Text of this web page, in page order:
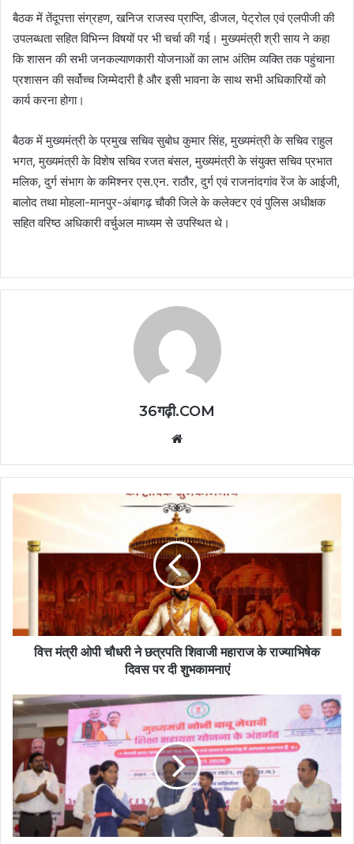
बैठक में तेंदूपत्ता संग्रहण, खनिज राजस्व प्राप्ति, डीजल, पेट्रोल एवं एलपीजी की
उपलब्धता सहित विभिन्न विषयों पर भी चर्चा की गई। मुख्यमंत्री श्री साय ने कहा
कि शासन की सभी जनकल्याणकारी योजनाओं का लाभ अंतिम व्यक्ति तक पहुंचाना
प्रशासन की सर्वोच्च जिम्मेदारी है और इसी भावना के साथ सभी अधिकारियों को
कार्य करना होगा।
बैठक में मुख्यमंत्री के प्रमुख सचिव सुबोध कुमार सिंह, मुख्यमंत्री के सचिव राहुल
भगत, मुख्यमंत्री के विशेष सचिव रजत बंसल, मुख्यमंत्री के संयुक्त सचिव प्रभात
मलिक, दुर्ग संभाग के कमिश्नर एस.एन. राठौर, दुर्ग एवं राजनांदगांव रेंज के आईजी,
बालोद तथा मोहला-मानपुर-अंबागढ़ चौकी जिले के कलेक्टर एवं पुलिस अधीक्षक
सहित वरिष्ठ अधिकारी वर्चुअल माध्यम से उपस्थित थे।
36गढ़ी.COM
वित्त मंत्री ओपी चौधरी ने छत्रपति शिवाजी महाराज के राज्याभिषेक
दिवस पर दी शुभकामनाएं